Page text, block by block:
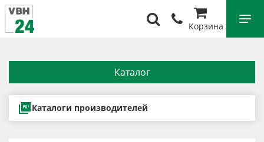
Корзина
Каталог
Каталоги производителей